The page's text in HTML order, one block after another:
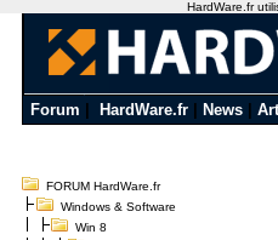
Forum HardWare.fr News
FORUM HardWare.fr
Windows & Software
Win 8
HardWare.fr